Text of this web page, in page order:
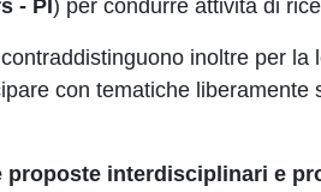
- PI ) per condurre attività di
inoltre per la
con tematiche
proposte interdisciplinari e